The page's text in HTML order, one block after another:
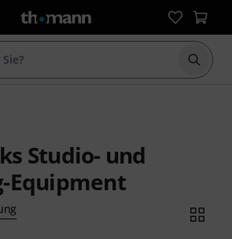
Suche
Studio- und
Equipment